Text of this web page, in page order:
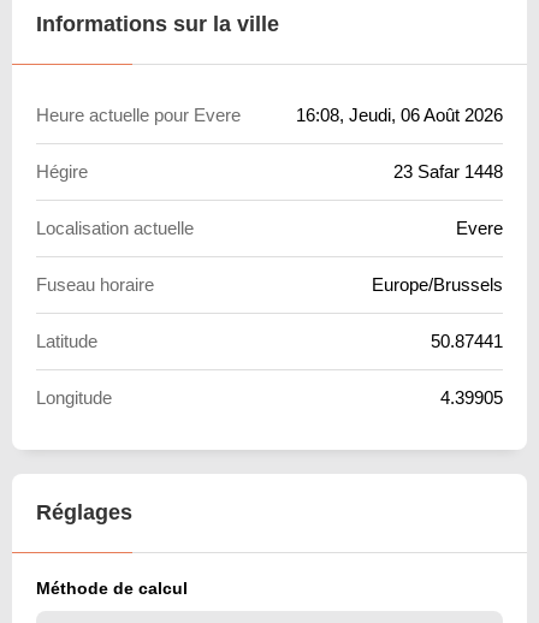
Informations sur la ville
Heure actuelle pour Evere 16:08, Jeudi, 06 Août 2026
Hégire 23 Safar 1448
Localisation actuelle Evere
Fuseau horaire Europe/Brussels
Latitude 50.87441
Longitude 4.39905
Réglages
Méthode de calcul